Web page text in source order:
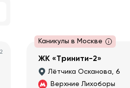
Каникулы в Москве
ЖК «Тринити-2»
Лётчика Осканова, 6
Верхние Лихоборы